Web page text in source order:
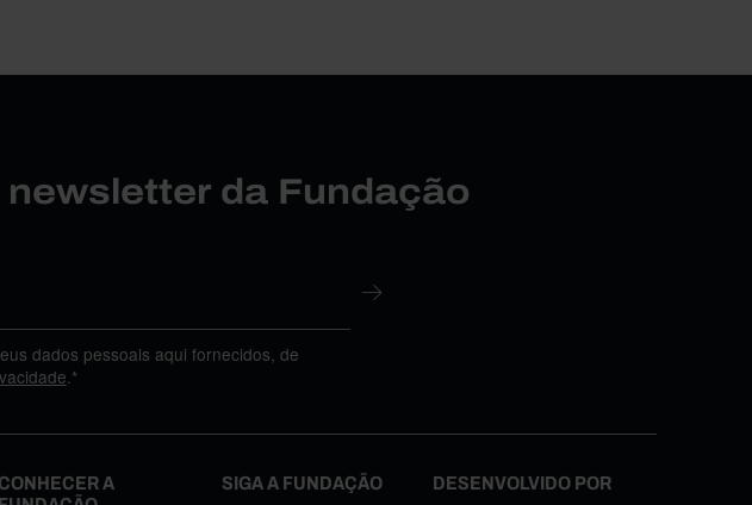
da Fundação
dados pessoais aqui fornecidos, de
.*
CONHECER A
SIGA A FUNDAÇÃO DESENVOLVIDO POR